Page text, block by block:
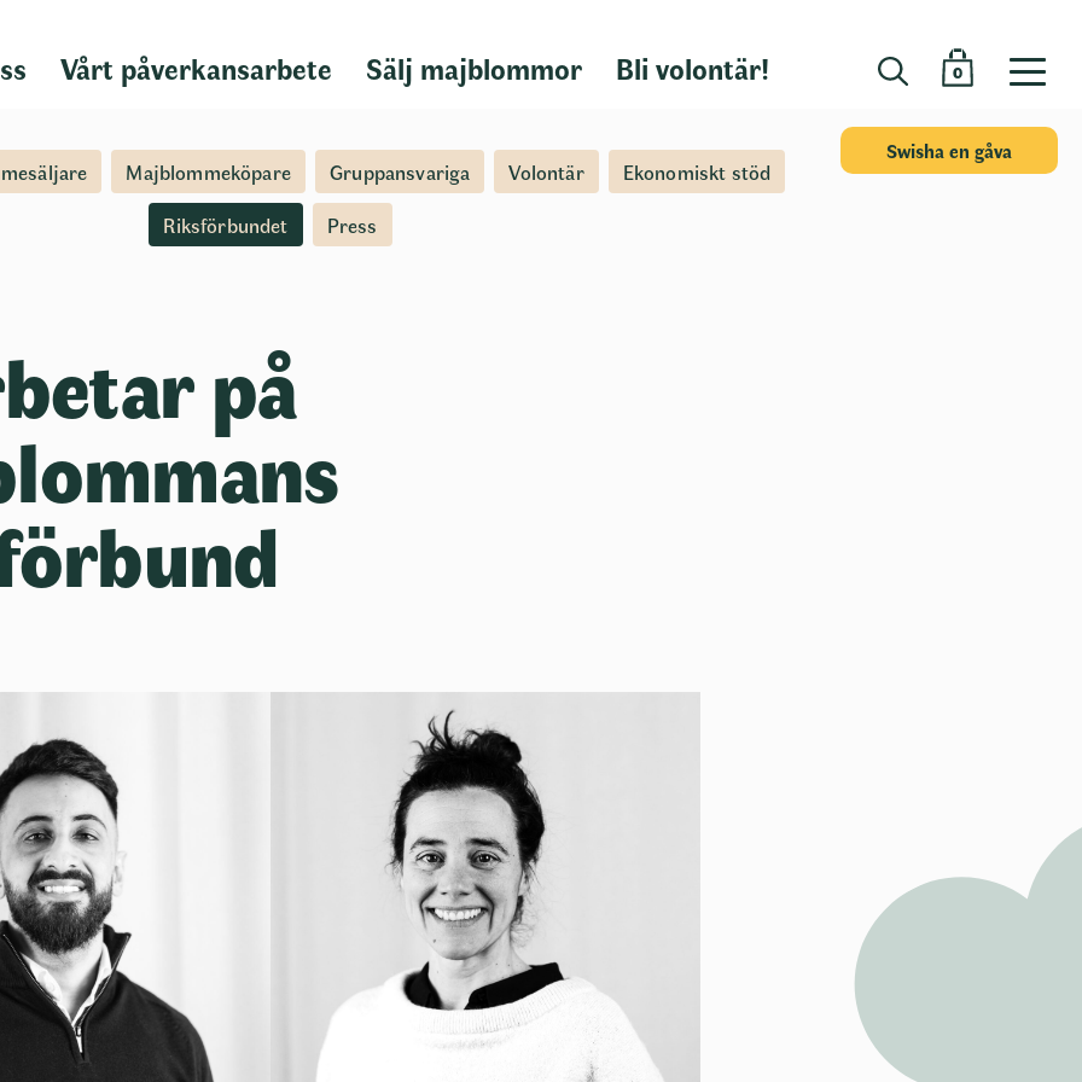
Vårt påverkansarbete Sälj majblommor Bli volontär! 0
Swisha en gåva
Majblommeköpare Gruppansvariga Volontär
Ekonomiskt stöd
Riksförbundet
Press
på